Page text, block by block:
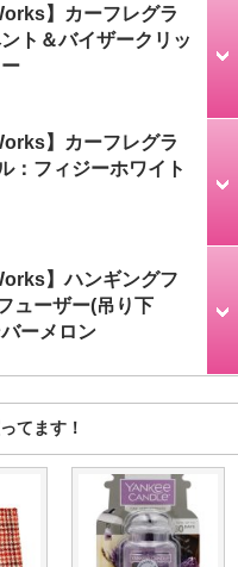
】カーフレグラ
ト＆バイザークリッ
】カーフレグラ
：フィジーホワイト
】ハンギングフ
ューザー(吊り下
ーメロン
てます！